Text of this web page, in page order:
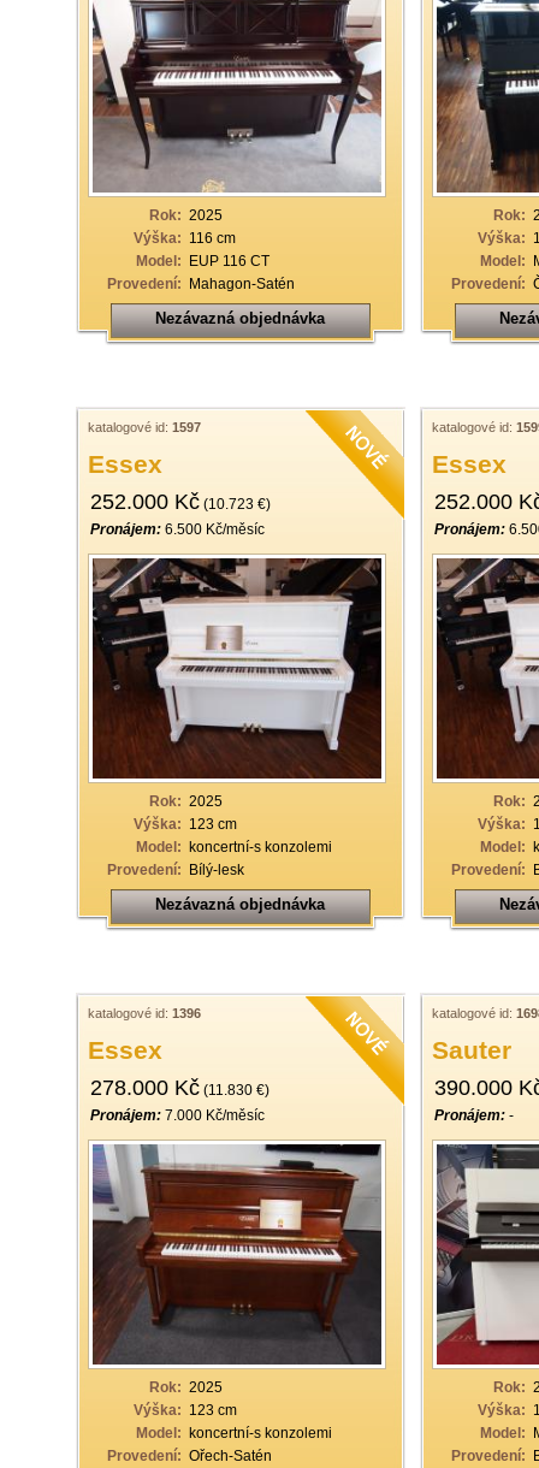
Rok: 2025
Výška: 116 cm
Model: EUP 116 CT
Provedení: Mahagon-Satén
Nezávazná objednávka
Rok:
Výška:
Model:
Provedení:
katalogové id: 1597
Essex
252.000 Kč (10.723 €)
Pronájem: 6.500 Kč/měsíc
Rok: 2025
Výška: 123 cm
Model: koncertní-s konzolemi
Provedení: Bílý-lesk
Nezávazná objednávka
katalogové id:
Essex
252.000
Pronájem:
Rok:
Výška:
Model:
Provedení:
katalogové id: 1396
Essex
278.000 Kč (11.830 €)
Pronájem: 7.000 Kč/měsíc
Rok: 2025
Výška: 123 cm
Model: koncertní-s konzolemi
Provedení: Ořech-Satén
katalogové id:
Sauter
390.000
Pronájem: -
Rok:
Výška:
Model:
Provedení: